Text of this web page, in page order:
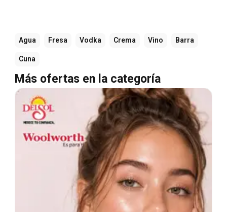
Agua Fresa Vodka Crema Vino Barra
Cuna
Más ofertas en la categoría